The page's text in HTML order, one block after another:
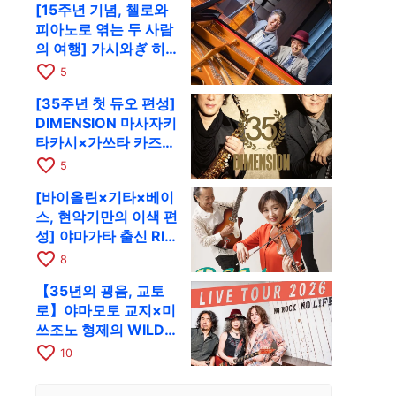
[15주년 기념, 첼로와
피아노로 엮는 두 사람
의 여행] 가시와ぎ 히
로키 & 미쓰다 겐이치
RAG로
favorite_border 5
[35주년 첫 듀오 편성]
DIMENSION 마사자키
타카시×가쓰타 카즈키
가 10월 11일 교토
favorite_border 5
[바이올린×기타×베이
스, 현악기만의 이색 편
성] 야마가타 출신 RIM
이 첫 전국 투어로 8월
favorite_border 8
【35년의 굉음, 교토
로】야마모토 교지×미
쓰조노 형제의 WILD
FLAG가 8월 6일 RAG
favorite_border 10